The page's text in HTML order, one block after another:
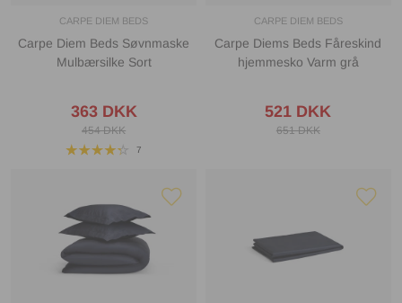
CARPE DIEM BEDS
Carpe Diem Beds Søvnmaske
Mulbærsilke Sort
363 DKK
454 DKK
7
CARPE DIEM BEDS
Carpe Diems Beds Fåreskind
hjemmesko Varm grå
521 DKK
651 DKK